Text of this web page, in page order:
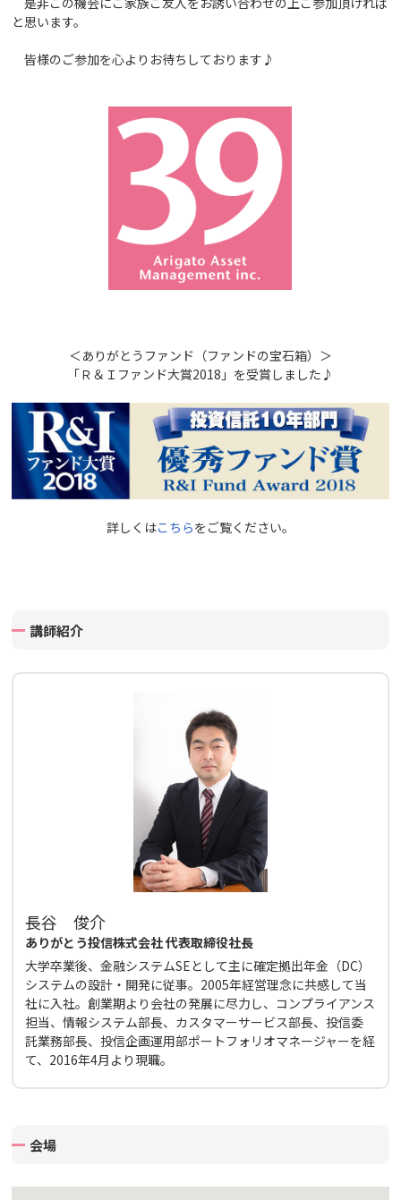
と思います。
皆様のご参加を心よりお待ちしております♪
＜ありがとうファンド（ファンドの宝石箱）＞
「Ｒ＆Ｉファンド大賞2018」を受賞しました♪
詳しくはこちらをご覧ください。
講師紹介
長谷 俊介
ありがとう投信株式会社 代表取締役社長
大学卒業後、金融システムSEとして主に確定拠出年金（DC）
システムの設計・開発に従事。2005年経営理念に共感して当
社に入社。創業期より会社の発展に尽力し、コンプライアンス
担当、情報システム部長、カスタマーサービス部長、投信委
託業務部長、投信企画運用部ポートフォリオマネージャーを経
て、2016年4月より現職。
会場